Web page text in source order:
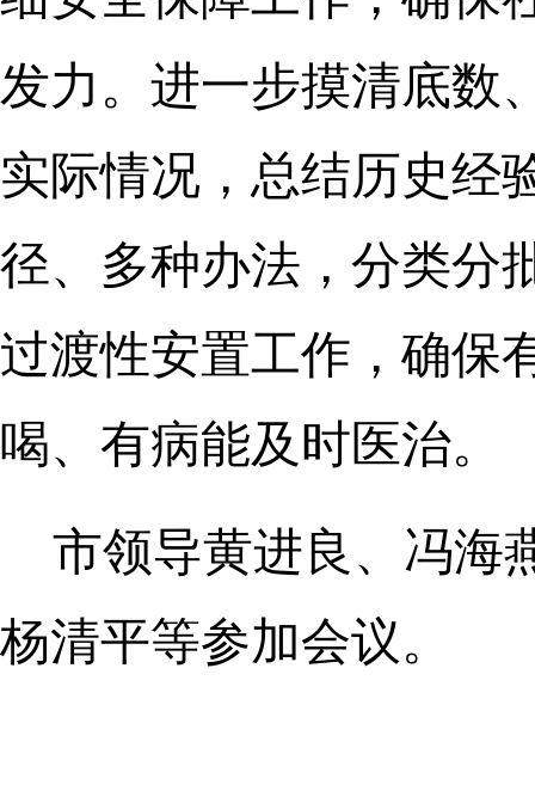
发力。进一步摸清底数
实际情况，总结历史经
径、多种办法，分类分
过渡性安置工作，确保
喝、有病能及时医治。
市领导黄进良、冯海
杨清平等参加会议。